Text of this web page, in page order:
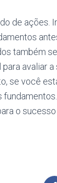
de ações.
também
avaliar a
se você
o